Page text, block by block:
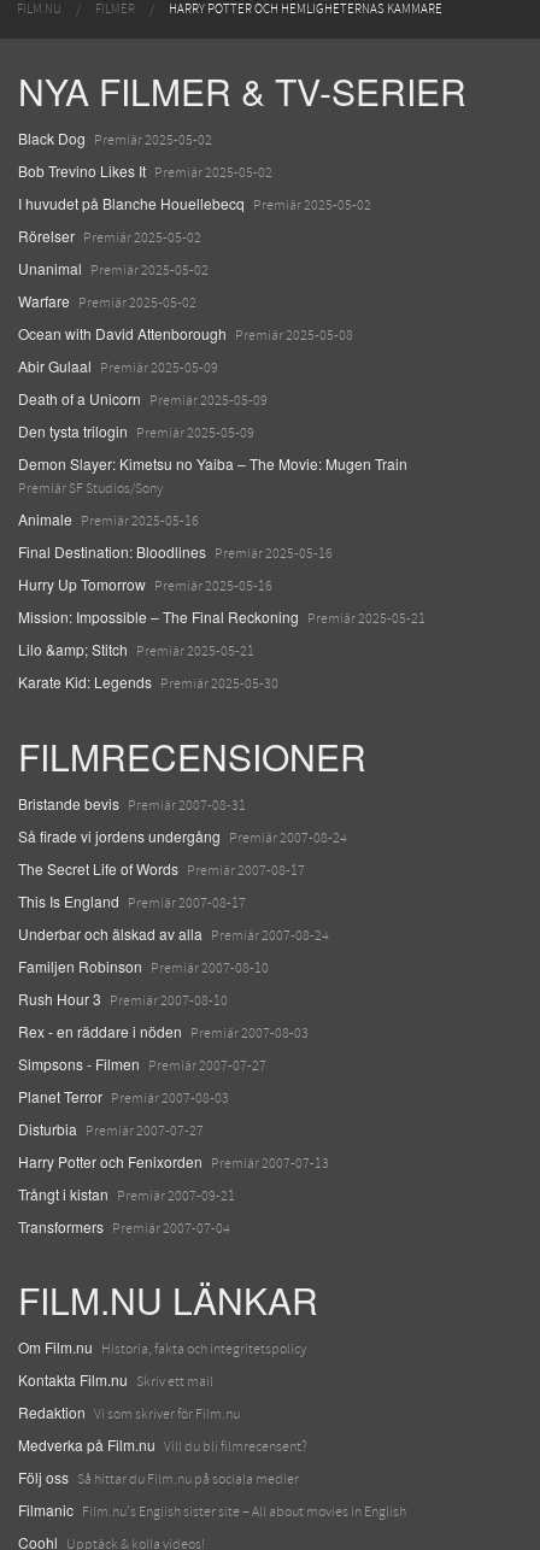
FILM.NU FILMER HARRY POTTER OCH HEMLIGHETERNAS KAMMARE
NYA FILMER & TV-SERIER
Black Dog Premiär 2025-05-02
Bob Trevino Likes It Premiär 2025-05-02
I huvudet på Blanche Houellebecq Premiär 2025-05-02
Rörelser Premiär 2025-05-02
Unanimal Premiär 2025-05-02
Warfare Premiär 2025-05-02
Ocean with David Attenborough Premiär 2025-05-08
Abir Gulaal Premiär 2025-05-09
Death of a Unicorn Premiär 2025-05-09
Den tysta trilogin Premiär 2025-05-09
Demon Slayer: Kimetsu no Yaiba – The Movie: Mugen Train
Premiär SF Studios/Sony
Animale Premiär 2025-05-16
Final Destination: Bloodlines Premiär 2025-05-16
Hurry Up Tomorrow Premiär 2025-05-16
Mission: Impossible – The Final Reckoning Premiär 2025-05-21
Lilo &amp; Stitch Premiär 2025-05-21
Karate Kid: Legends Premiär 2025-05-30
FILMRECENSIONER
Bristande bevis Premiär 2007-08-31
Så firade vi jordens undergång Premiär 2007-08-24
The Secret Life of Words Premiär 2007-08-17
This Is England Premiär 2007-08-17
Underbar och älskad av alla Premiär 2007-08-24
Familjen Robinson Premiär 2007-08-10
Rush Hour 3 Premiär 2007-08-10
Rex - en räddare i nöden Premiär 2007-08-03
Simpsons - Filmen Premiär 2007-07-27
Planet Terror Premiär 2007-08-03
Disturbia Premiär 2007-07-27
Harry Potter och Fenixorden Premiär 2007-07-13
Trångt i kistan Premiär 2007-09-21
Transformers Premiär 2007-07-04
FILM.NU LÄNKAR
Om Film.nu Historia, fakta och integritetspolicy
Kontakta Film.nu Skriv ett mail
Redaktion Vi som skriver för Film.nu
Medverka på Film.nu Vill du bli filmrecensent?
Följ oss Så hittar du Film.nu på sociala medier
Filmanic Film.nu's English sister site – All about movies in English
Coohl Upptäck & kolla videos!